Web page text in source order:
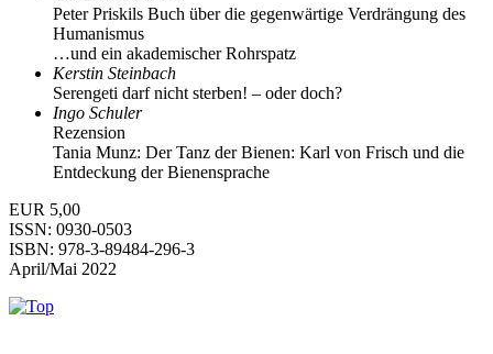
Peter Priskils Buch über die gegenwärtige Verdrängung des
Humanismus
…und ein akademischer Rohrspatz
Kerstin Steinbach
Serengeti darf nicht sterben! – oder doch?
Ingo Schuler
Rezension
Tania Munz: Der Tanz der Bienen: Karl von Frisch und die
Entdeckung der Bienensprache
EUR 5,00
ISSN: 0930-0503
ISBN: 978-3-89484-296-3
April/Mai 2022